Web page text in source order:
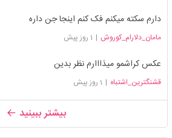
دارم سکته میکنم فک کنم اینجا جن داره
مامان_دلارام_کوروش | 1 روز پیش
عکس کراشمو میذااارم نظر بدین
قشنگترین_اشتباه | 1 روز پیش
بیشتر ببینید